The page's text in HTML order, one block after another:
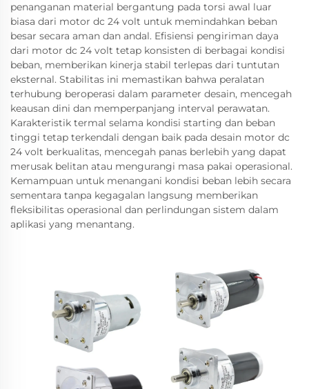
penanganan material bergantung pada torsi awal luar
biasa dari motor dc 24 volt untuk memindahkan beban
besar secara aman dan andal. Efisiensi pengiriman daya
dari motor dc 24 volt tetap konsisten di berbagai kondisi
beban, memberikan kinerja stabil terlepas dari tuntutan
eksternal. Stabilitas ini memastikan bahwa peralatan
terhubung beroperasi dalam parameter desain, mencegah
keausan dini dan memperpanjang interval perawatan.
Karakteristik termal selama kondisi starting dan beban
tinggi tetap terkendali dengan baik pada desain motor dc
24 volt berkualitas, mencegah panas berlebih yang dapat
merusak belitan atau mengurangi masa pakai operasional.
Kemampuan untuk menangani kondisi beban lebih secara
sementara tanpa kegagalan langsung memberikan
fleksibilitas operasional dan perlindungan sistem dalam
aplikasi yang menantang.